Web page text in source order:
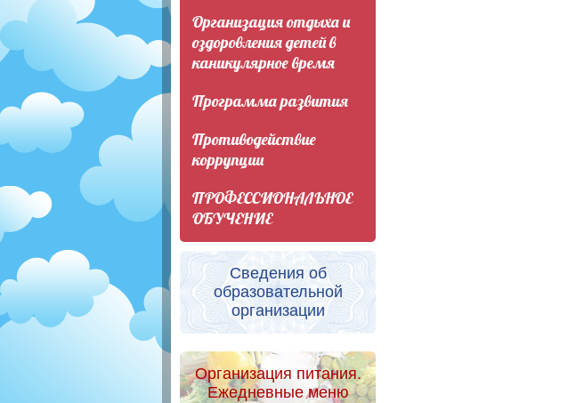
Организация отдыха и
оздоровления детей в
каникулярное время
Программа развития
Противодействие
коррупции
ПРОФЕССИОНАЛЬНОЕ
ОБУЧЕНИЕ
Сведения об
образовательной
организации
Организация питания.
Ежедневные меню